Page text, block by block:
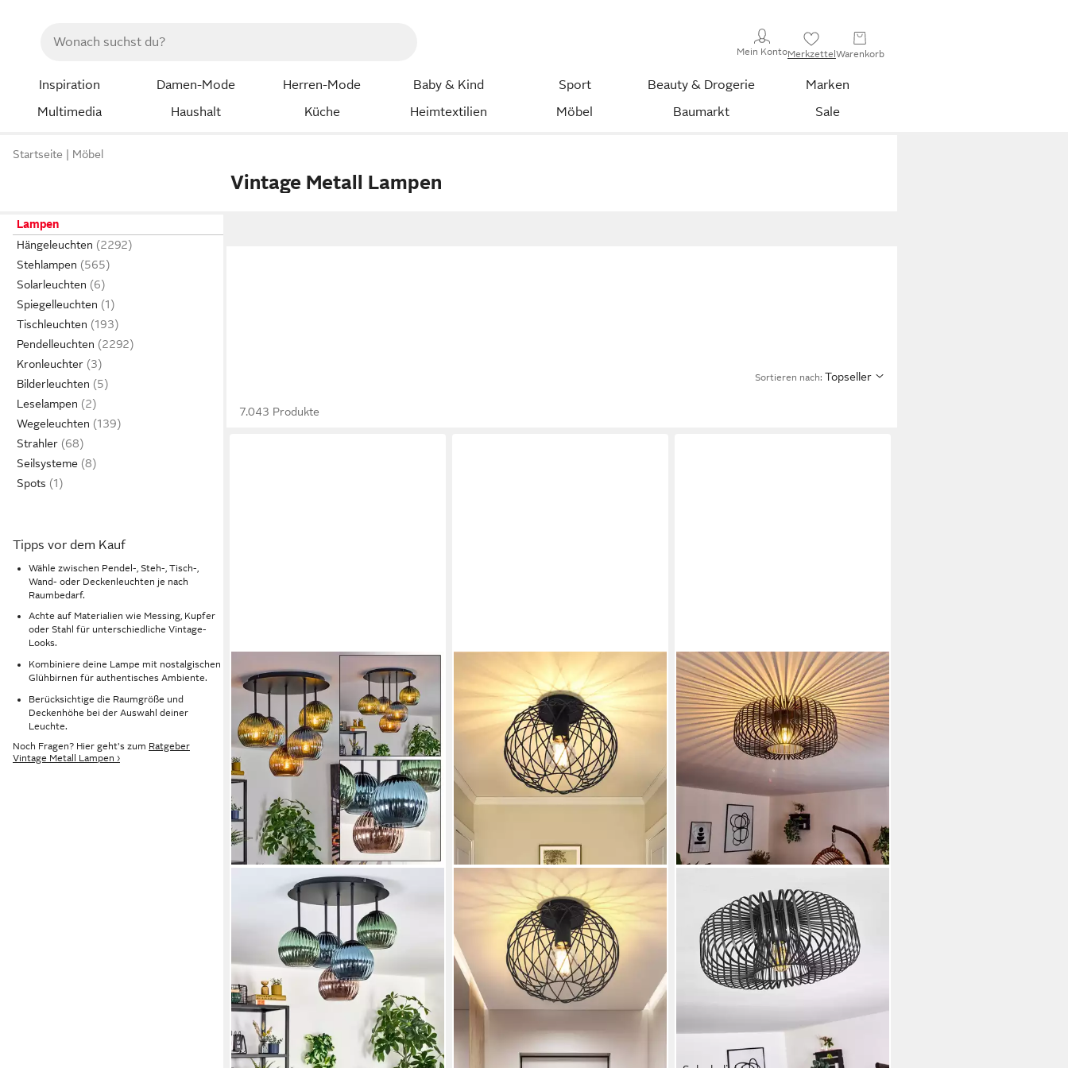
Mein KontoMerkzettelWarenkorb
Inspiration Damen-Mode Herren-Mode Baby & Kind Sport Beauty & Drogerie
Marken
Multimedia
Haushalt Küche Heimtextilien Möbel Baumarkt Sale
Startseite Möbel
Vintage Metall Lampen
Lampen
Hängeleuchten
Stehlampen
Solarleuchten
Spiegelleuchten
Tischleuchten
Pendelleuchten
Kronleuchter
Bilderleuchten
Leselampen
Wegeleuchten
Strahler
Seilsysteme
Spots
Tipps vor dem Kauf
Wähle zwischen Pendel-, Steh-, Tisch-,
Wand- oder Deckenleuchten je nach
Raumbedarf.
Achte auf Materialien wie Messing, Kupfer
oder Stahl für unterschiedliche Vintage-
Looks.
Kombiniere deine Lampe mit nostalgischen
Glühbirnen für authentisches Ambiente.
Berücksichtige die Raumgröße und
Deckenhöhe bei der Auswahl deiner
Leuchte.
Noch Fragen? Hier geht's zum Ratgeber
Vintage Metall Lampen ›
Sortieren nach: Topseller
7.043 Produkte